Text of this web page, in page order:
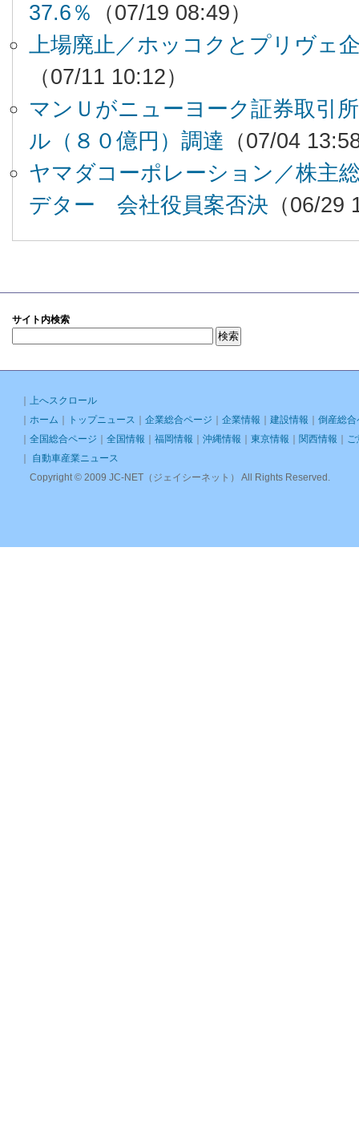
37.6％
（07/19 08:49）
上場廃止／ホッコクとプリヴェ
（07/11 10:12）
マンＵがニューヨーク証券取引
ル（８０億円）調達 （07/04
ヤマダコーポレーション／株主
デター 会社役員案否決 （06/29
サイト内検索
上へスクロール
ホーム トップニュース 企業総合ページ 企業情報 建設情報
倒産総合
全国総合ページ 全国情報 福岡情報 沖縄情報 東京情報 関西情報
ご
自動車産業ニュース
Copyright © 2009 JC-NET（ジェイシーネット） All Rights Reserved.